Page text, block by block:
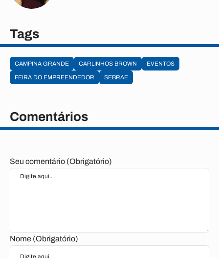
Tags
CAMPINA GRANDE CARLINHOS BROWN
EVENTOS
FEIRA DO EMPREENDEDOR
SEBRAE
Comentários
Seu comentário (Obrigatório)
Nome (Obrigatório)